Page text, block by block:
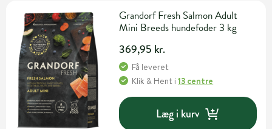
Grandorf Fresh Salmon Adult
Mini Breeds hundefoder 3 kg
369,95 kr.
Få leveret
Klik & Hent i13 centre
Læg i kurv